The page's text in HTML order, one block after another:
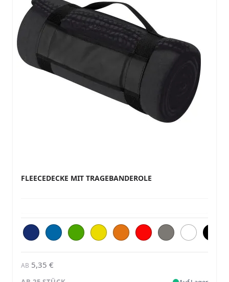
FLEECEDECKE MIT TRAGEBANDEROLE
AB 5,35 €